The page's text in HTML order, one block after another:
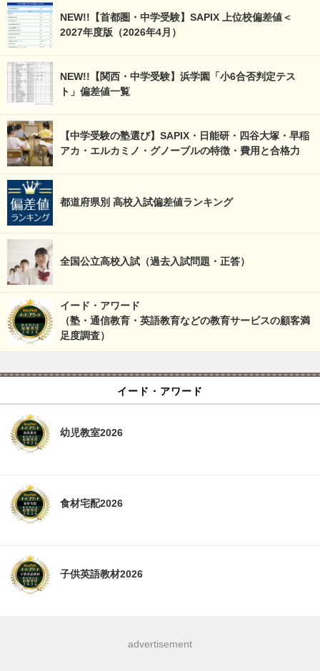
NEW!!【首都圏・中学受験】SAPIX 上位校偏差値＜
2027年度版（2026年4月）
NEW!!【関西・中学受験】浜学園「小6合否判定テス
ト」偏差値一覧
【中学受験の塾選び】SAPIX・日能研・四谷大塚・早稲
アカ・エルカミノ・グノーブルの特徴・費用と合格力
都道府県別 高校入試偏差値ランキング
全国公立高校入試（過去入試問題・正答）
イード・アワード
（塾・通信教育・英語教育などの教育サービスの顧客満
足度調査）
イード・アワード
幼児教室2026
食材宅配2026
子供英語教材2026
advertisement